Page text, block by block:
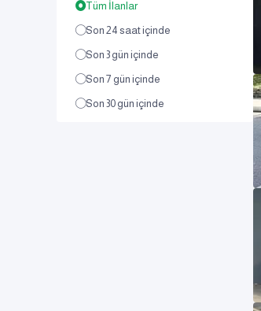
Tüm İlanlar
Son 24 saat içinde
Son 3 gün içinde
Son 7 gün içinde
Son 30 gün içinde